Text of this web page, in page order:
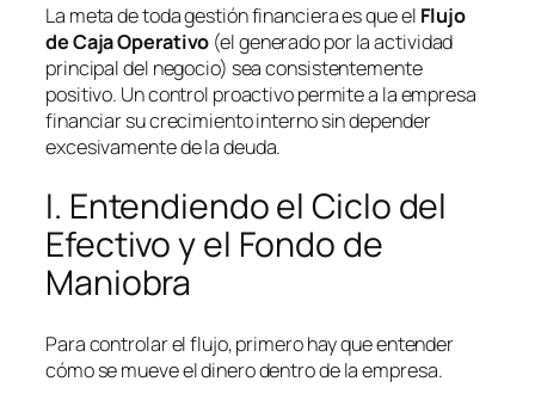
La meta de toda gestión financiera es que el Flujo
de Caja Operativo (el generado por la actividad
principal del negocio) sea consistentemente
positivo. Un control proactivo permite a la empresa
financiar su crecimiento interno sin depender
excesivamente de la deuda.
I. Entendiendo el Ciclo del
Efectivo y el Fondo de
Maniobra
Para controlar el flujo, primero hay que entender
cómo se mueve el dinero dentro de la empresa.